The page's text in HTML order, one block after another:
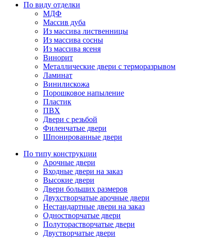
По виду отделки
МДФ
Массив дуба
Из массива лиственницы
Из массива сосны
Из массива ясеня
Винорит
Металлические двери с терморазрывом
Ламинат
Винилискожа
Порошковое напыление
Пластик
ПВХ
Двери с резьбой
Филенчатые двери
Шпонированные двери
По типу конструкции
Арочные двери
Входные двери на заказ
Высокие двери
Двери больших размеров
Двухстворчатые арочные двери
Нестандартные двери на заказ
Одностворчатые двери
Полуторастворчатые двери
Двустворчатые двери